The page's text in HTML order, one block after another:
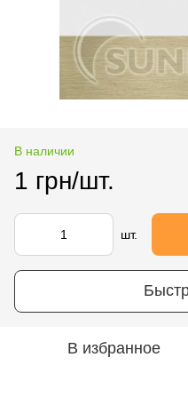
В наличии
1 грн/шт.
шт.
В избранное